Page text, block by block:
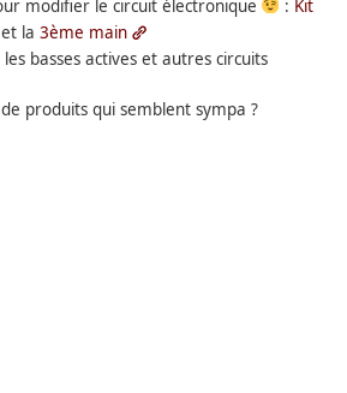
modifier le circuit électronique
: Kit
et la3ème main
basses actives et autres circuits
produits qui semblent sympa ?